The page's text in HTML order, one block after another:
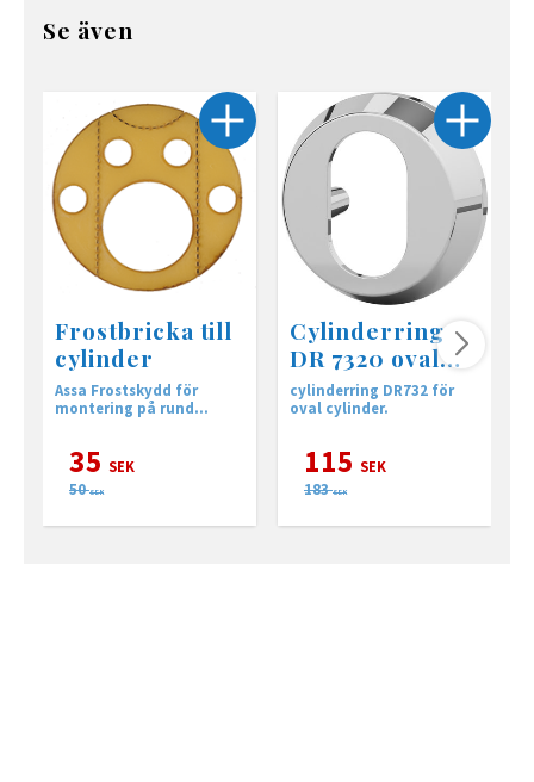
Se även
Frostbricka till
cylinder
Assa Frostskydd för
montering på rund
35 SEK
50 SEK
Cylinderring
DR 7320 oval
Krom
cylinderring DR732 för
oval cylinder.
115 SEK
183 SEK